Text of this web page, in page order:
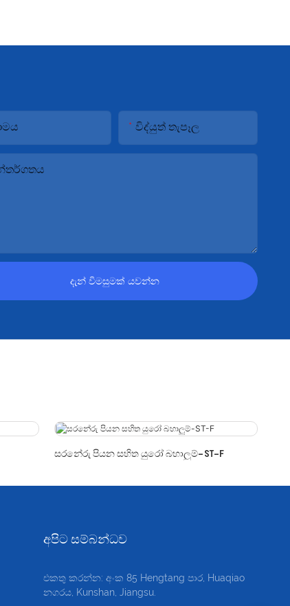
විද්යුත් තැපෑල
දැන් විමසුමක් යවන්න
සරනේරු පියන සහිත යුරෝ බහාලුම්-ST-F
අපිට සම්බන්ධව
එකතු කරන්න: අංක 85 Hengtang පාර, Huaqiao
නගරය, Kunshan, Jiangsu.